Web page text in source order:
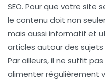
SEO. Pour que votre site
le contenu doit non
mais aussi informatif et
articles autour des
Par ailleurs, il ne suffit
alimenter régulièrement